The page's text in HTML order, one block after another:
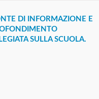
DI INFORMAZIONE E
SULLA SCUOLA.